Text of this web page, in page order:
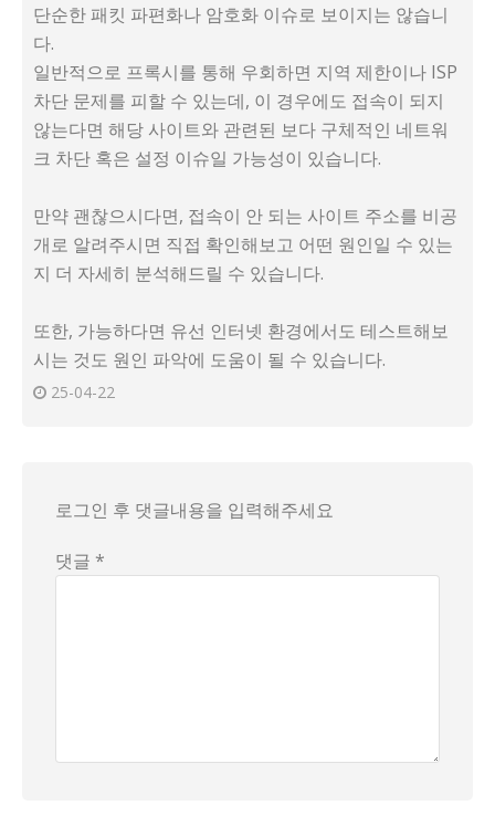
단순한 패킷 파편화나 암호화 이슈로 보이지는 않습니
다.
일반적으로 프록시를 통해 우회하면 지역 제한이나 ISP
차단 문제를 피할 수 있는데, 이 경우에도 접속이 되지
않는다면 해당 사이트와 관련된 보다 구체적인 네트워
크 차단 혹은 설정 이슈일 가능성이 있습니다.
만약 괜찮으시다면, 접속이 안 되는 사이트 주소를 비공
개로 알려주시면 직접 확인해보고 어떤 원인일 수 있는
지 더 자세히 분석해드릴 수 있습니다.
또한, 가능하다면 유선 인터넷 환경에서도 테스트해보
시는 것도 원인 파악에 도움이 될 수 있습니다.
25-04-22
로그인 후 댓글내용을 입력해주세요
댓글 *